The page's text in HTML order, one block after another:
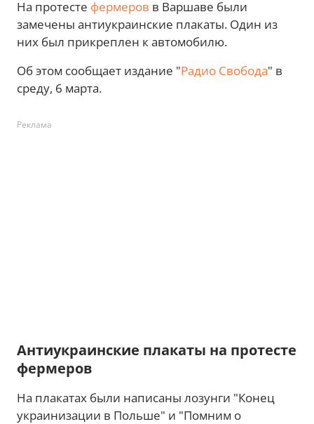
На протесте фермеров в Варшаве были
замечены антиукраинские плакаты. Один из
них был прикреплен к автомобилю.
Об этом сообщает издание "Радио Свобода" в
среду, 6 марта.
Реклама
Антиукраинские плакаты на протесте
фермеров
На плакатах были написаны лозунги "Конец
украинизации в Польше" и "Помним о